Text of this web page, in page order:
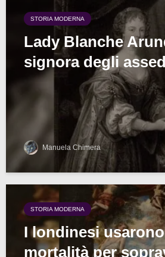
STORIA MODERNA
Lady Blanche
signora degli
Manuela Chimera
STORIA MODERNA
I londinesi
mortalità per